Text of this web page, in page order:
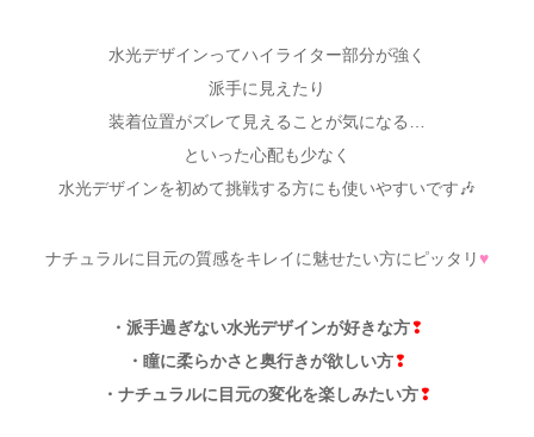
水光デザインってハイライター部分が強く
派手に見えたり
装着位置がズレて見えることが気になる…
といった心配も少なく
水光デザインを初めて挑戦する方にも使いやすいです🎶
ナチュラルに目元の質感をキレイに魅せたい方にピッタリ♥
・派手過ぎない水光デザインが好きな方❢
・瞳に柔らかさと奥行きが欲しい方❢
・ナチュラルに目元の変化を楽しみたい方❢